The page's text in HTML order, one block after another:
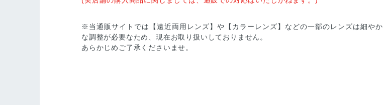
※当通販サイトでは【遠近両用レンズ】や【カラーレンズ】などの一部のレンズは細やか
な調整が必要なため、現在お取り扱いしておりません。
あらかじめご了承くださいませ。